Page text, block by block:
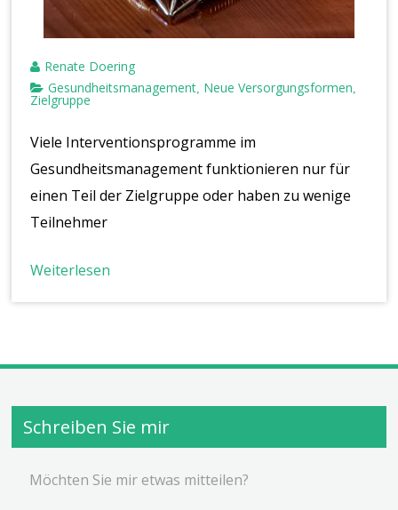
Renate Doering
Gesundheitsmanagement Neue Versorgungsformen
Zielgruppe
Viele Interventionsprogramme im
Gesundheitsmanagement funktionieren nur für
einen Teil der Zielgruppe oder haben zu wenige
Teilnehmer
Weiterlesen
Schreiben Sie mir
Möchten Sie mir etwas mitteilen?